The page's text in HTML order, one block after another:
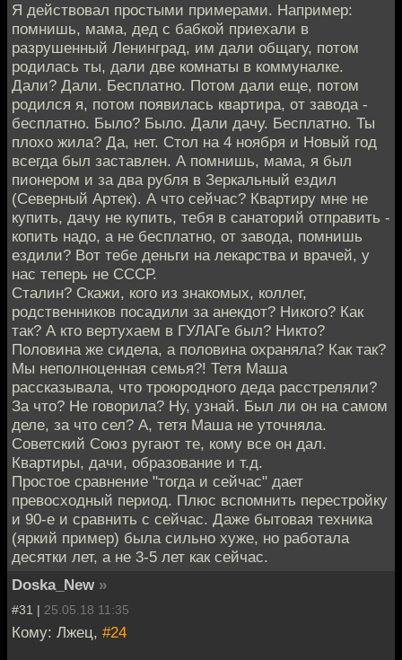
Я действовал простыми примерами. Например:
помнишь, мама, дед с бабкой приехали в
разрушенный Ленинград, им дали общагу, потом
родилась ты, дали две комнаты в коммуналке.
Дали? Дали. Бесплатно. Потом дали еще, потом
родился я, потом появилась квартира, от завода -
бесплатно. Было? Было. Дали дачу. Бесплатно. Ты
плохо жила? Да, нет. Стол на 4 ноября и Новый год
всегда был заставлен. А помнишь, мама, я был
пионером и за два рубля в Зеркальный ездил
(Северный Артек). А что сейчас? Квартиру мне не
купить, дачу не купить, тебя в санаторий отправить -
копить надо, а не бесплатно, от завода, помнишь
ездили? Вот тебе деньги на лекарства и врачей, у
нас теперь не СССР.
Сталин? Скажи, кого из знакомых, коллег,
родственников посадили за анекдот? Никого? Как
так? А кто вертухаем в ГУЛАГе был? Никто?
Половина же сидела, а половина охраняла? Как так?
Мы неполноценная семья?! Тетя Маша
рассказывала, что троюродного деда расстреляли?
За что? Не говорила? Ну, узнай. Был ли он на самом
деле, за что сел? А, тетя Маша не уточняла.
Советский Союз ругают те, кому все он дал.
Квартиры, дачи, образование и т.д.
Простое сравнение "тогда и сейчас" дает
превосходный период. Плюс вспомнить перестройку
и 90-е и сравнить с сейчас. Даже бытовая техника
(яркий пример) была сильно хуже, но работала
десятки лет, а не 3-5 лет как сейчас.
Doska_New »
#31 | 25.05.18 11:35
Кому: Лжец, #24